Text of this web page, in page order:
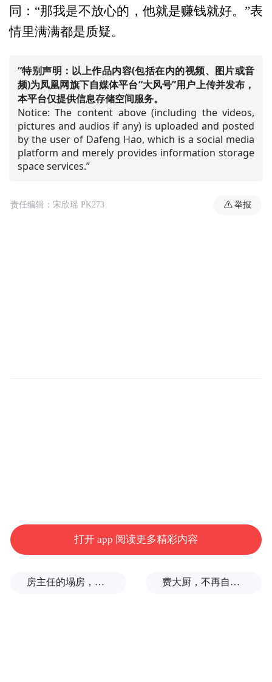
同：“那我是不放心的，他就是赚钱就好。”表
情里满满都是质疑。
“特别声明：以上作品内容(包括在内的视频、图片或音
频)为凤凰网旗下自媒体平台“大风号”用户上传并发布，
本平台仅提供信息存储空间服务。
Notice: The content above (including the videos,
pictures and audios if any) is uploaded and posted
by the user of Dafeng Hao, which is a social media
platform and merely provides information storage
space services.”
责任编辑：宋欣瑶 PK273 举报
打开 app 阅读更多精彩内容
房主任的塌房，一场“人设露馅” 费大厨，不再自称大王